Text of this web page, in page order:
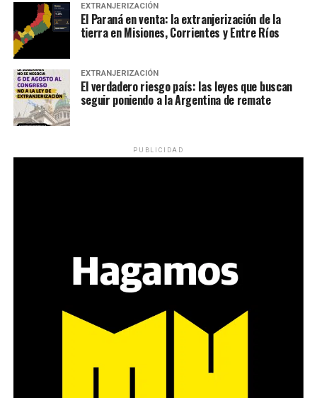
EXTRANJERIZACIÓN
El Paraná en venta: la extranjerización de la
tierra en Misiones, Corrientes y Entre Ríos
EXTRANJERIZACIÓN
El verdadero riesgo país: las leyes que buscan
seguir poniendo a la Argentina de remate
PUBLICIDAD